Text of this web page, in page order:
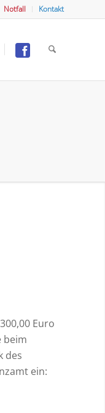
Notfall Kontakt
Euro
beim
des
ein: